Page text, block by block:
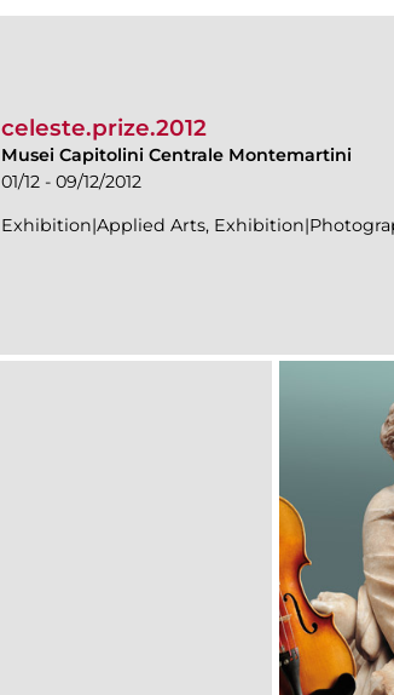
celeste.prize.2012
Musei Capitolini Centrale Montemartini
01/12 - 09/12/2012
Exhibition|Applied Arts,